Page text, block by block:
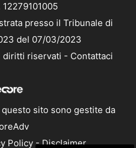
presso il Tribunale di
del 07/03/2023
diritti riservati - Contattaci
sito sono gestite da
Policy-Disclaimer